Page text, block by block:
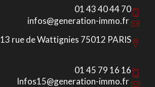
01 43 40 44 70
infos@generation-immo.fr
13 rue de Wattignies 75012 PARIS
01 45 79 16 16
Infos15@generation-immo.fr